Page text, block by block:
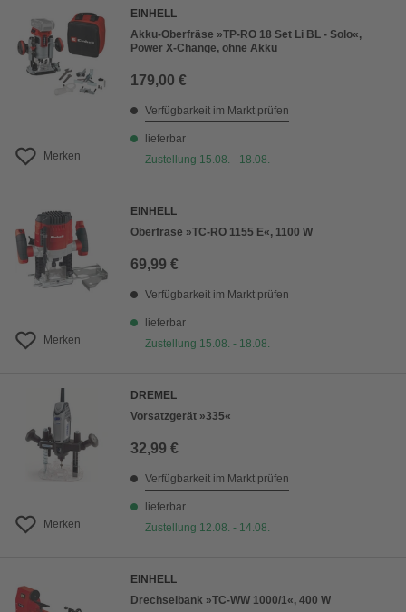
Merken
EINHELL
Akku-Oberfräse »TP-RO 18 Set Li BL - Solo«,
Power X-Change, ohne Akku
179,00 €
Verfügbarkeit im Markt prüfen
lieferbar
Zustellung 15.08. - 18.08.
Merken
EINHELL
Oberfräse »TC-RO 1155 E«, 1100 W
69,99 €
Verfügbarkeit im Markt prüfen
lieferbar
Zustellung 15.08. - 18.08.
Merken
DREMEL
Vorsatzgerät »335«
32,99 €
Verfügbarkeit im Markt prüfen
lieferbar
Zustellung 12.08. - 14.08.
EINHELL
Drechselbank »TC-WW 1000/1«, 400 W